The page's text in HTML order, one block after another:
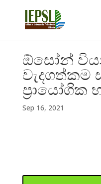
ඕසෝන්
වැදගත්කම
ප්‍රායෝගික
Sep 16, 2021